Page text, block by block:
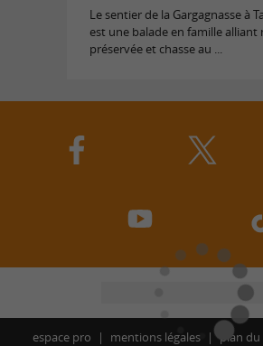
Le sentier de la Gargagnasse à
est une balade en famille alliant
préservée et chasse au ...
espace pro mentions légales plan du